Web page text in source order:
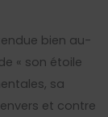
bien au-
« son étoile
sa
et contre